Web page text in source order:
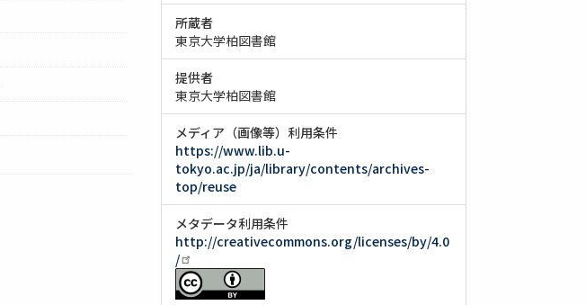
所蔵者
東京大学柏図書館
提供者
東京大学柏図書館
メディア（画像等）利用条件
https://www.lib.u-
tokyo.ac.jp/ja/library/contents/archives-
top/reuse
メタデータ利用条件
http://creativecommons.org/licenses/by/4.0
/